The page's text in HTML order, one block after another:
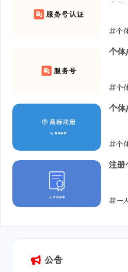
个
个体
个
个体
个
注册
一
公告